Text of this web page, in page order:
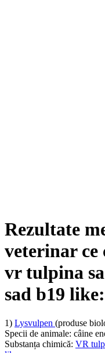
Rezultate
veterinar ce
vr tulpina
sad b19 like:
1) Lysvulpen (produse
Specii de animale: câine
Substanța chimică: VR